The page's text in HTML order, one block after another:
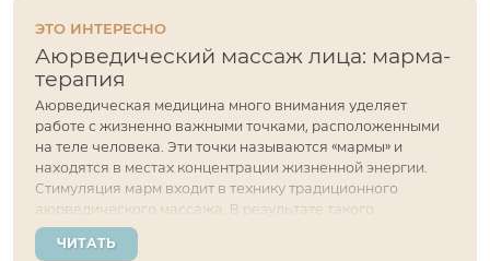
ЭТО ИНТЕРЕСНО
Аюрведический массаж лица: марма-
терапия
Аюрведическая медицина много внимания уделяет
работе с жизненно важными точками, расположенными
на теле человека. Эти точки называются «мармы» и
находятся в местах концентрации жизненной энергии.
Стимуляция марм входит в технику традиционного
аюрведического массажа. В результате такого
воздействия улучшается физическое и эмоциональное
состояние, приходят в баланс доши и появляется
ЧИТАТЬ